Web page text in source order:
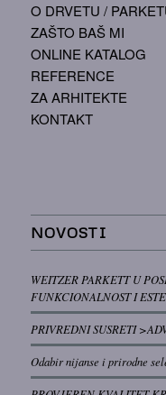
O DRVETU /
ZAŠTO BAŠ MI
ONLINE KATALOG
REFERENCE
ZA ARHITEKTE
KONTAKT
NOVOSTI
WEITZER PARKETT U
FUNKCIONALNOST I
PRIVREDNI SUSRETI
Odabir nijanse i prirodne